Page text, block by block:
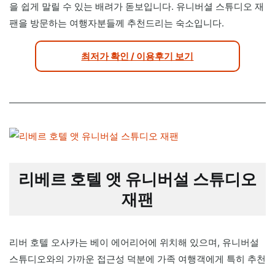
을 쉽게 말릴 수 있는 배려가 돋보입니다. 유니버셜 스튜디오 재
팬을 방문하는 여행자분들께 추천드리는 숙소입니다.
최저가 확인 / 이용후기 보기
리베르 호텔 앳 유니버설 스튜디오
재팬
리버 호텔 오사카는 베이 에어리어에 위치해 있으며, 유니버설
스튜디오와의 가까운 접근성 덕분에 가족 여행객에게 특히 추천